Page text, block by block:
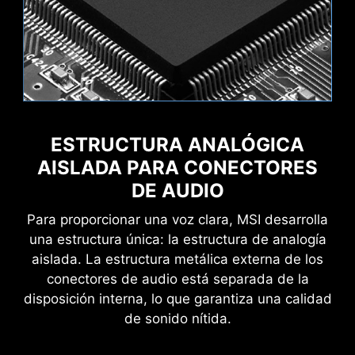
ESTRUCTURA ANALÓGICA
AISLADA PARA CONECTORES
DE AUDIO
Para proporcionar una voz clara, MSI desarrolla
una estructura única: la estructura de analogía
aislada. La estructura metálica externa de los
conectores de audio está separada de la
disposición interna, lo que garantiza una calidad
de sonido nítida.
Wave Steady
Flame Breathing
CPU Temperature Color Ring
Creation Boost AI Boost
configuraciones manualmente, ahorrándote
tiempo y esfuerzo.
INTERFAZ DE USUARIO
EXCLUSIVA DE AIDA64
EXTREME